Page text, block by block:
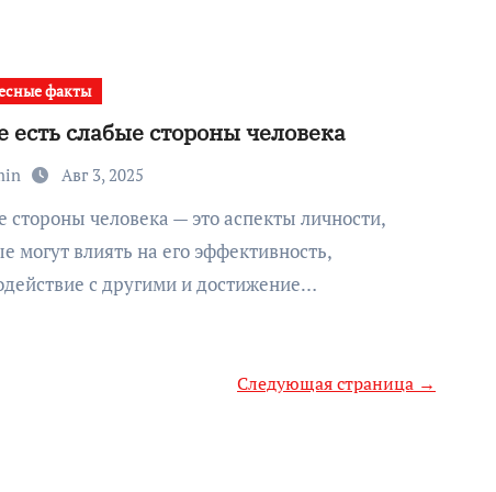
факты
есть слабые стороны человека
Авг 3, 2025
могут влиять на его эффективность,
с другими и достижение…
Следующая страница →